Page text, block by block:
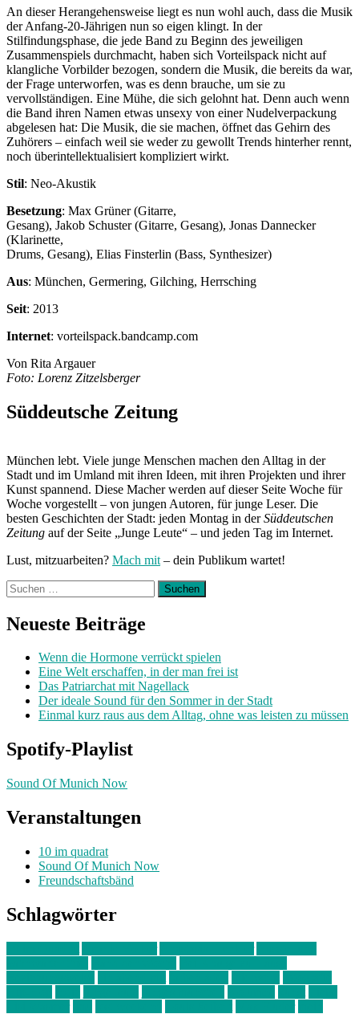
An dieser Herangehensweise liegt es nun wohl auch, dass die Musik
der Anfang-20-Jährigen nun so eigen klingt. In der
Stilfindungsphase, die jede Band zu Beginn des jeweiligen
Zusammenspiels durchmacht, haben sich Vorteilspack nicht auf
klangliche Vorbilder bezogen, sondern die Musik, die bereits da war,
der Frage unterworfen, was es denn brauche, um sie zu
vervollständigen. Eine Mühe, die sich gelohnt hat. Denn auch wenn
die Band ihren Namen etwas unsexy von einer Nudelverpackung
abgelesen hat: Die Musik, die sie machen, öffnet das Gehirn des
Zuhörers – einfach weil sie weder zu gewollt Trends hinterher rennt,
noch überintellektualisiert kompliziert wirkt.
Stil: Neo-Akustik
Besetzung: Max Grüner (Gitarre,
Gesang), Jakob Schuster (Gitarre, Gesang), Jonas Dannecker
(Klarinette,
Drums, Gesang), Elias Finsterlin (Bass, Synthesizer)
Aus: München, Germering, Gilching, Herrsching
Seit: 2013
Internet: vorteilspack.bandcamp.com
Von Rita Argauer
Foto: Lorenz Zitzelsberger
Süddeutsche Zeitung
München lebt. Viele junge Menschen machen den Alltag in der
Stadt und im Umland mit ihren Ideen, mit ihren Projekten und ihrer
Kunst spannend. Diese Macher werden auf dieser Seite Woche für
Woche vorgestellt – von jungen Autoren, für junge Leser. Die
besten Geschichten der Stadt: jeden Montag in derSüddeutschen
Zeitung auf der Seite „Junge Leute“ – und jeden Tag im Internet.
Lust, mitzuarbeiten? Mach mit – dein Publikum wartet!
Suchen
nach:
Neueste Beiträge
Wenn die Hormone verrückt spielen
Eine Welt erschaffen, in der man frei ist
Das Patriarchat mit Nagellack
Der ideale Sound für den Sommer in der Stadt
Einmal kurz raus aus dem Alltag, ohne was leisten zu müssen
Spotify-Playlist
Sound Of Munich Now
Veranstaltungen
10 im quadrat
Sound Of Munich Now
Freundschaftsbänd
Schlagwörter